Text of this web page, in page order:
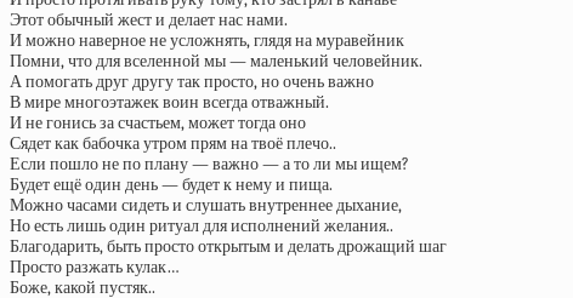
Этот обычный жест и делает нас нами.
И можно наверное не усложнять, глядя на муравейник
Помни, что для вселенной мы — маленький человейник.
А помогать друг другу так просто, но очень важно
В мире многоэтажек воин всегда отважный.
И не гонись за счастьем, может тогда оно
Сядет как бабочка утром прям на твоё плечо..
Если пошло не по плану — важно — а то ли мы ищем?
Будет ещё один день — будет к нему и пища.
Можно часами сидеть и слушать внутреннее дыхание,
Но есть лишь один ритуал для исполнений желания..
Благодарить, быть просто открытым и делать дрожащий шаг
Просто разжать кулак…
Боже, какой пустяк..